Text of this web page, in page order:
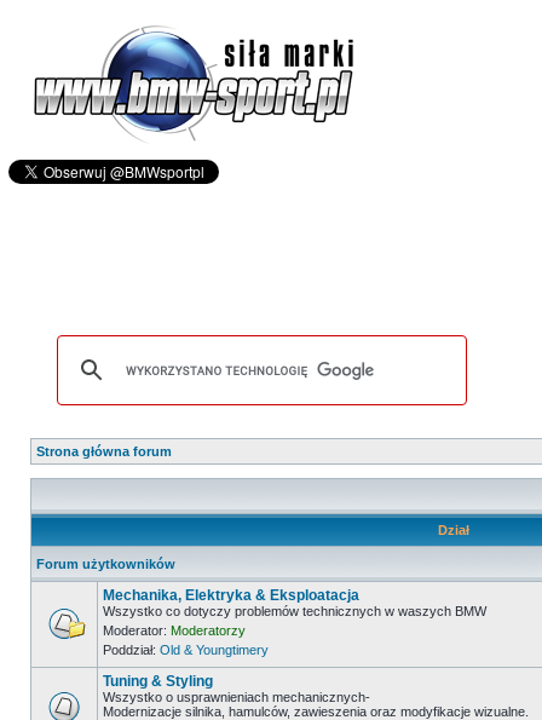
Strona główna forum
Dział
Forum użytkowników
Mechanika, Elektryka & Eksploatacja
Wszystko co dotyczy problemów technicznych w waszych BMW
Moderator: Moderatorzy
Poddział: Old & Youngtimery
Tuning & Styling
Wszystko o usprawnieniach mechanicznych-
Modernizacje silnika, hamulców, zawieszenia oraz modyfikacje wizualne.